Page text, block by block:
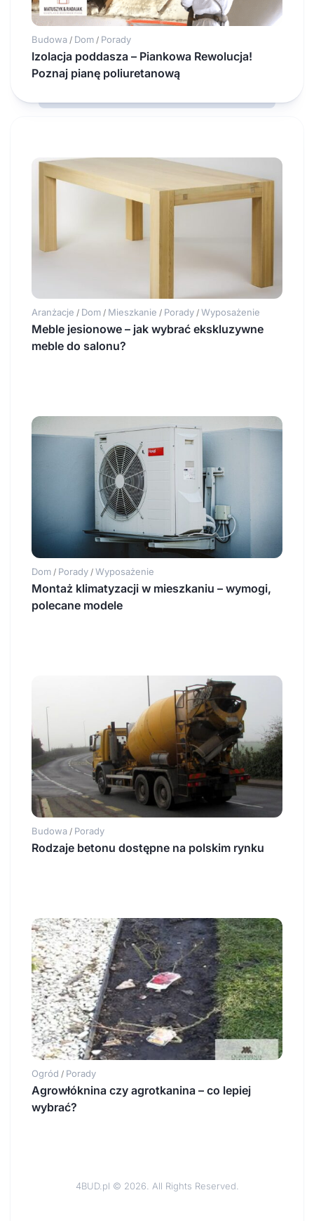
Budowa / Dom / Porady
Izolacja poddasza – Piankowa Rewolucja!
Poznaj pianę poliuretanową
Aranżacje / Dom / Mieszkanie / Porady / Wyposażenie
Meble jesionowe – jak wybrać ekskluzywne
meble do salonu?
Dom / Porady / Wyposażenie
Montaż klimatyzacji w mieszkaniu – wymogi,
polecane modele
Budowa / Porady
Rodzaje betonu dostępne na polskim rynku
Ogród / Porady
Agrowłóknina czy agrotkanina – co lepiej
wybrać?
4BUD.pl © 2026. All Rights Reserved.